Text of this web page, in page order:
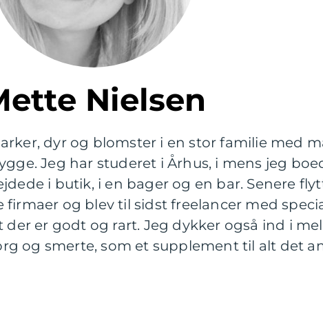
Mette Nielsen
dyr og blomster i en stor familie med
Jeg har studeret i Århus, i mens jeg
i butik, i en bager og en bar. Senere
og blev til sidst freelancer med
er godt og rart. Jeg dykker også ind i
og smerte, som et supplement til alt det